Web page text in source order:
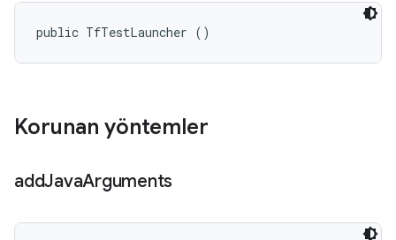
public TfTestLauncher ()
Korunan yöntemler
addJavaArguments